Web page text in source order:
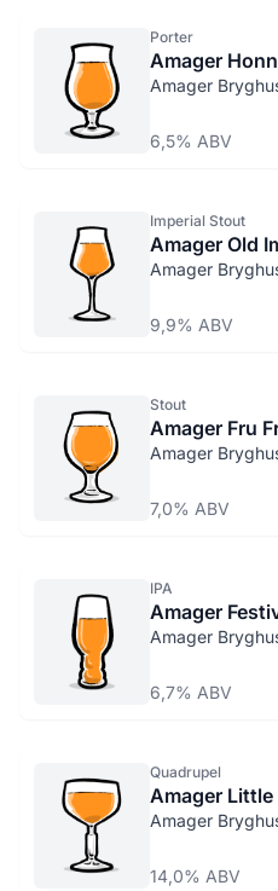
Porter
Amager
Amager
6,5% ABV
Imperial Stout
Amager Old
Amager
9,9% ABV
Stout
Amager Fru
Amager
7,0% ABV
IPA
Amager
Amager
6,7% ABV
Quadrupel
Amager
Amager
14,0% ABV